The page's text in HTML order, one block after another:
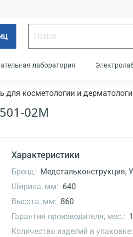
лаборатория
для косметологии и
02М
Характеристики
Бренд: Медстальконструкция,
Ширина, мм: 640
Высота, мм: 860
Гарантия производителя, мес.:
Количество изделий в упаковке: